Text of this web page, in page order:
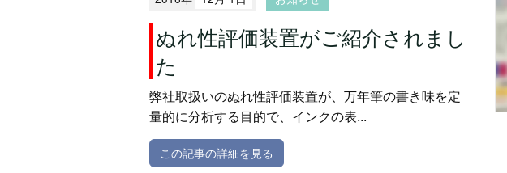
ぬれ性評価装置がご紹介されまし
た
弊社取扱いのぬれ性評価装置が、万年筆の書き味を定
量的に分析する目的で、インクの表...
この記事の詳細を見る